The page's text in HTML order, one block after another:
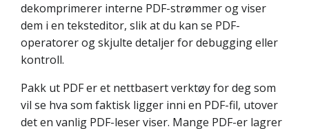
dekomprimerer interne PDF-strømmer og viser
dem i en teksteditor, slik at du kan se PDF-
operatorer og skjulte detaljer for debugging eller
kontroll.
Pakk ut PDF er et nettbasert verktøy for deg som
vil se hva som faktisk ligger inni en PDF-fil, utover
det en vanlig PDF-leser viser. Mange PDF-er lagrer